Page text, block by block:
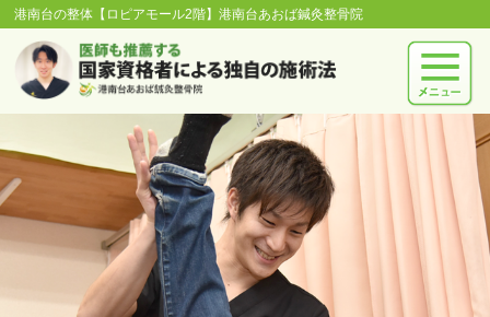
港南台の整体【ロピアモール2階】港南台あおば鍼灸整骨院